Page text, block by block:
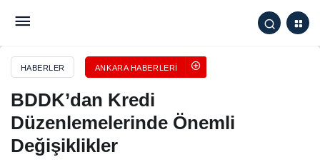
HABERLER ANKARA HABERLERI
BDDK’dan Kredi
Düzenlemelerinde Önemli
Değişiklikler
BDDK’dan Kredi Düzenlemelerinde Önemli
Değişiklikler